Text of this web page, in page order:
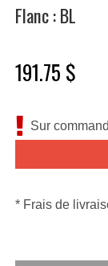
Flanc : BL
191.75 $
Sur
* Frais de